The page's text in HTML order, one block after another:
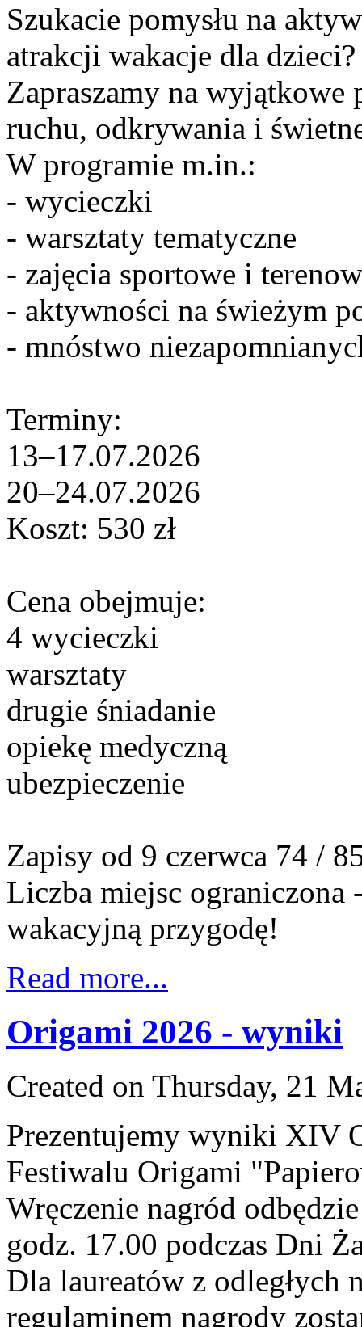
Szukacie pomysłu na
atrakcji wakacje dla dzieci?
Zapraszamy na wyjątkowe
ruchu, odkrywania i
W programie m.in.:
- wycieczki
- warsztaty tematyczne
- zajęcia sportowe i
- aktywności na świeżym
- mnóstwo
Terminy:
13–17.07.2026
20–24.07.2026
Koszt: 530 zł
Cena obejmuje:
4 wycieczki
warsztaty
drugie śniadanie
opiekę medyczną
ubezpieczenie
Zapisy od 9 czerwca 74 /
Liczba miejsc ograniczona
wakacyjną przygodę!
Read more...
Origami 2026 - wyniki
Created on Thursday, 21
Prezentujemy wyniki XIV
Festiwalu Origami
Wręczenie nagród
godz. 17.00 podczas Dni
Dla laureatów z odległych
regulaminem nagrody